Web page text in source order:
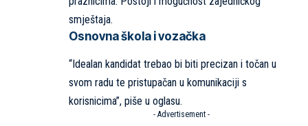
smještaja.
Osnovna škola i vozačka
“Idealan kandidat trebao bi biti precizan i točan u
svom radu te pristupačan u komunikaciji s
korisnicima”, piše u oglasu.
- Advertisement -